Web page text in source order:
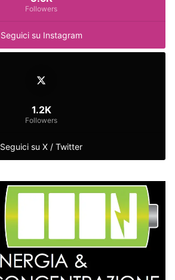
Seguici su Instagram
Followers
Seguici su X / Twitter
1.2K
Followers